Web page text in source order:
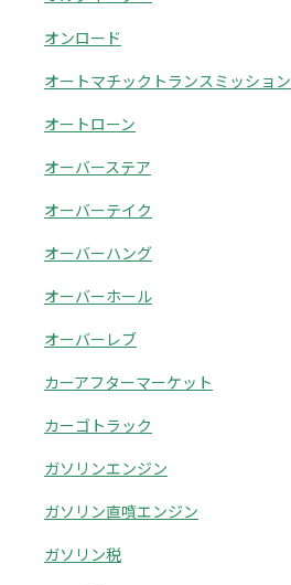
オンロード
オートマチックトランスミッション
オートローン
オーバーステア
オーバーテイク
オーバーハング
オーバーホール
オーバーレブ
カーアフターマーケット
カーゴトラック
ガソリンエンジン
ガソリン直噴エンジン
ガソリン税